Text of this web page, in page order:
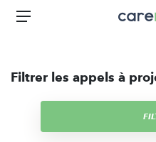
Aller
acteurs
Menu
Filtrer les appels à